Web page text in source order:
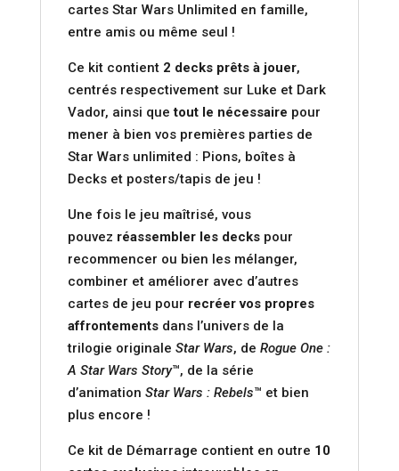
cartes Star Wars Unlimited en famille,
entre amis ou même seul !
Ce kit contient 2 decks prêts à jouer,
centrés respectivement sur Luke et Dark
Vador, ainsi quetout le nécessaire pour
mener à bien vos premières parties de
Star Wars unlimited : Pions, boîtes à
Decks et posters/tapis de jeu !
Une fois le jeu maîtrisé, vous
pouvez réassembler les deckspour
recommencer ou bien les mélanger,
combiner et améliorer avec d’autres
cartes de jeu pour recréer vos propres
affrontementsdans l’univers de la
trilogie originale Star Wars, de Rogue One :
A Star Wars Story™, de la série
d’animation Star Wars : Rebels™ et bien
plus encore !
Ce kit de Démarrage contient en outre 10